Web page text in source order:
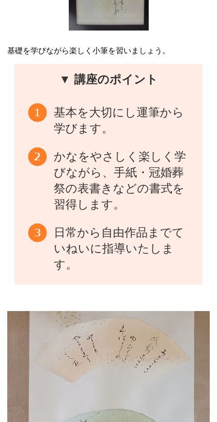
基礎を学びながら楽しく小筆を習いましょう。
▼ 講座のポイント
基本を大切にし運筆から
学びます。
かなをやさしく楽しく学
びながら、手紙・冠婚葬
祭の表書きなどの書式を
習得します。
日常から自由作品までて
いねいに指導いたしま
す。